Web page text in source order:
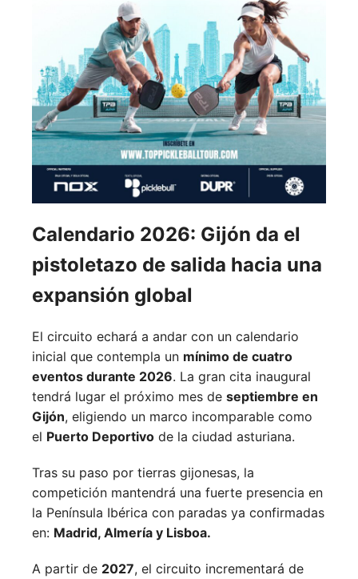
Calendario 2026: Gijón da el
pistoletazo de salida hacia una
expansión global
El circuito echará a andar con un calendario
inicial que contempla un mínimo de cuatro
eventos durante 2026. La gran cita inaugural
tendrá lugar el próximo mes de septiembre en
Gijón, eligiendo un marco incomparable como
el Puerto Deportivo de la ciudad asturiana.
Tras su paso por tierras gijonesas, la
competición mantendrá una fuerte presencia en
la Península Ibérica con paradas ya confirmadas
en: Madrid, Almería y Lisboa.
A partir de 2027, el circuito incrementará de